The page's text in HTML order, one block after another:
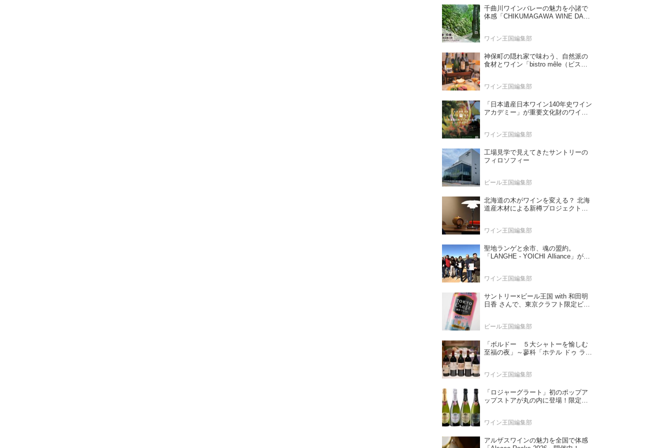
千曲川ワインバレーの魅力を小諸で
体感「CHIKUMAGAWA WINE DAYS
ワイン王国編集部
神保町の隠れ家で味わう、自然派の
食材とワイン「bistro mêle（ビスト
ワイン王国編集部
「日本遺産日本ワイン140年史ワイン
アカデミー」が重要文化財のワイナ
ワイン王国編集部
工場見学で見えてきたサントリーの
フィロソフィー
ビール王国編集部
北海道の木がワインを変える？ 北海
道産木材による新樽プロジェクト始
ワイン王国編集部
聖地ランゲと余市、魂の盟約。
「LANGHE - YOICHI Alliance」が切
ワイン王国編集部
サントリー×ビール王国 with 和田明
日香 さんで、東京クラフト限定ビー
と》王道に向き合うという挑戦
ビール王国編集部
「ボルドー ５大シャトーを愉しむ
至福の夜」～蓼科「ホテル ドゥ ラル
ワイン王国編集部
「ロジャーグラート」初のポップア
ップストアが丸の内に登場！限定キ
ワイン王国編集部
アルザスワインの魅力を全国で体感